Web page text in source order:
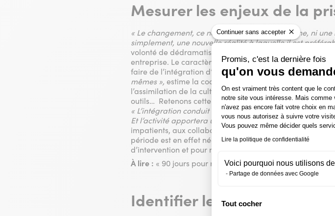
Continuer sans accepter
Promis, c'est la dernière fois
qu'on vous
Plateforme de
On est vraiment très content que le
notre site vous intéresse. Mais comme
n'avez pas encore fait votre choix en
vous nous autorisez à suivre votre
Vous pouvez même décider quels
Lire la politique de confidentialité
Voici pourquoi nous utilisons
Partage de données avec Google
Tout cocher
Mesurer les enjeux de la
« Le changement, ce ne sera jamais ni une bonne, ni
simplement, une nouvelle réalité à laquelle il est
volonté de dédramatiser
entreprise. Le caractère inédit du Covid-19 et la «
faire de l’intégration d’un nouveau collaborateur une
mêmes », estime la coach, listant, dans l’ordre, la
l’assimilation de la culture d’entreprise, les diverses
outils… Retenons cette équation simple : autonomie +
« L’intégration conduit à l’autonomie. La formation
Et l’activité apportera un sentiment de satisfaction
impatients, aux collaborateurs zélés ou aux utopistes :
période est en effet nécessaire à tout individu, quel
d’intervention et pour mesurer les premiers résultats
À lire : « 90 jours pour réussir sa prise de poste », de
Identifier les risques et